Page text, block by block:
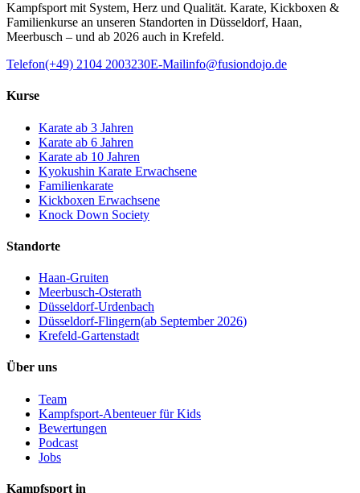
Kampfsport mit System, Herz und Qualität. Karate, Kickboxen &
Familienkurse an unseren Standorten in Düsseldorf, Haan,
Meerbusch – und ab 2026 auch in Krefeld.
Telefon(+49) 2104 2003230E-Mailinfo@fusiondojo.de
Kurse
Karate ab 3 Jahren
Karate ab 6 Jahren
Karate ab 10 Jahren
Kyokushin Karate Erwachsene
Familienkarate
Kickboxen Erwachsene
Knock Down Society
Standorte
Haan-Gruiten
Meerbusch-Osterath
Düsseldorf-Urdenbach
Düsseldorf-Flingern(ab September 2026)
Krefeld-Gartenstadt
Über uns
Team
Kampfsport-Abenteuer für Kids
Bewertungen
Podcast
Jobs
Kampfsport in